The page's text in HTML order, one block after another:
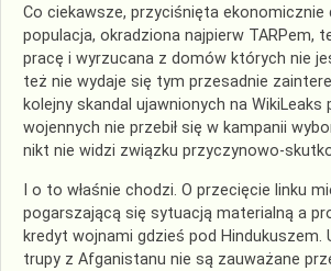
Co ciekawsze, przyciśnięta ekonomicznie
populacja, okradziona najpierw TARPem,
pracę i wyrzucana z domów których nie
też nie wydaje się tym przesadnie
kolejny skandal ujawnionych na
wojennych nie przebił się w kampanii
nikt nie widzi związku przyczynowo-
I o to właśnie chodzi. O przecięcie linku
pogarszającą się sytuacją materialną a
kredyt wojnami gdzieś pod Hindukuszem.
trupy z Afganistanu nie są zauważane